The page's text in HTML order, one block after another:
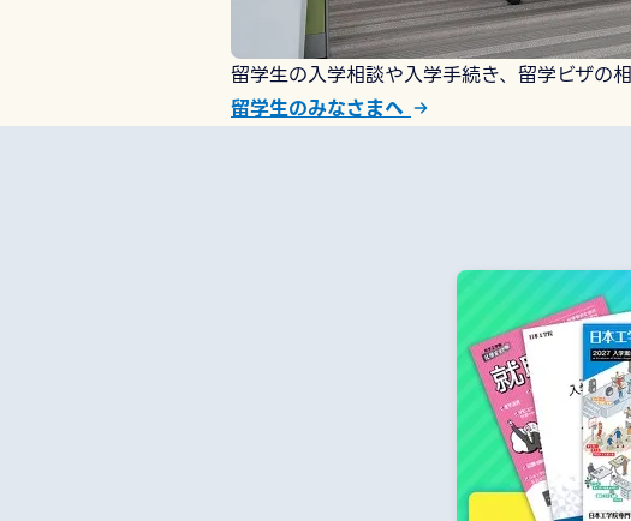
留学生の入学相談や入学手続き、留学ビザの相
留学生のみなさまへ